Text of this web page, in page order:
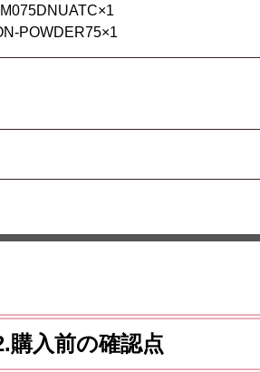
POWDER75×1
購入前の確認点